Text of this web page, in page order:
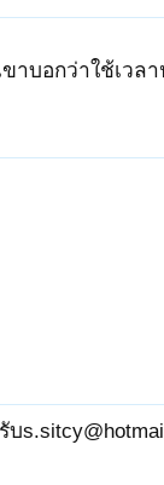
บอกว่าใช้เวล